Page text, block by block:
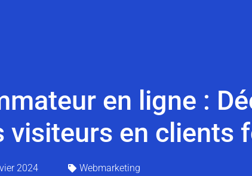
en ligne :
en clients
2024 Webmarketing